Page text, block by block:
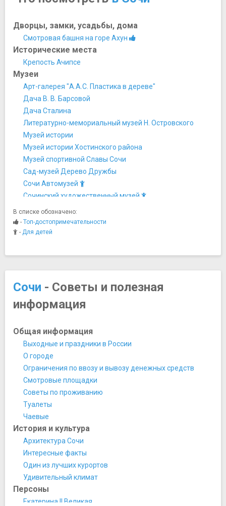
Дворцы, замки, усадьбы, дома
Смотровая башня на горе Ахун
Исторические места
Крепость Ачипсе
Музеи
Арт-галерея "А.А.С. Пластика в дереве"
Дача В. В. Барсовой
Дача Сталина
Литературно-мемориальный музей Н. Островского
Музей истории
Музей истории Хостинского района
Музей спортивной Славы Сочи
Сад-музей Дерево Дружбы
Сочи Автомузей
Сочинский художественный музей
Студия Художественного Стекла
Ночная жизнь, рестораны, кабаре
Кабаре Маяк
Кафе ДельМар
Ресторан Ла Луна
Ресторан Променад
Ферум Клуб
Памятники, скульптуры, статуи
Монумент Михаила-Архангела
Монумент Якорь и пушка
Памятник «Конь в пальто»
Памятник А.С. Пушкину
Памятник героям фильма Бриллиантовая рука
Памятник Петру I
Памятник рыбке Гамбузии
Подвиг во имя жизни
Скульптура Ухо
Парки и природные достопримечательности
33 водопада
Волконский дольмен
Гора Агепста
В списке обозначено:
- Топ-достопримечательности
- Для детей
Сочи - Советы и полезная
информация
Общая информация
Выходные и праздники в России
О городе
Ограничения по ввозу и вывозу денежных средств
Смотровые площадки
Советы по проживанию
Туалеты
Чаевые
История и культура
Архитектура Сочи
Интересные факты
Один из лучших курортов
Удивительный климат
Персоны
Екатерина II Великая